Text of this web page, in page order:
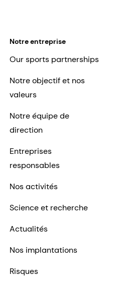
Notre entreprise
Our sports partnerships
Notre objectif et nos
valeurs
Notre équipe de
direction
Entreprises
responsables
Nos activités
Science et recherche
Actualités
Nos implantations
Risques